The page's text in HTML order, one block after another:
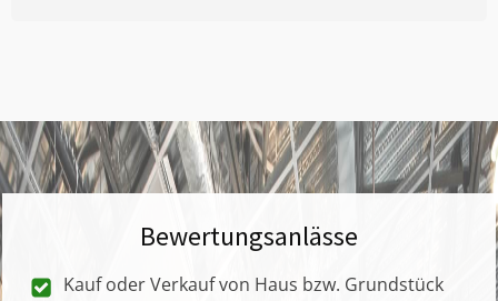
Bewertungsanlässe
Kauf oder Verkauf von Haus bzw. Grundstück